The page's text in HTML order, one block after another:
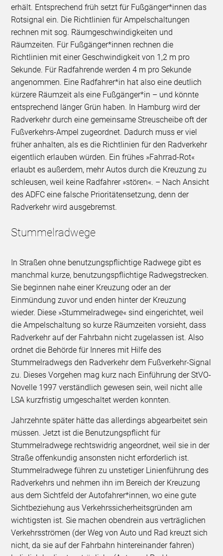
erhält. Entsprechend früh setzt für Fußgänger*innen das
Rotsignal ein. Die Richtlinien für Ampelschaltungen
rechnen mit sog. Räumgeschwindigkeiten und
Räumzeiten. Für Fußgänger*innen rechnen die
Richtlinien mit einer Geschwindigkeit von 1,2 m pro
Sekunde. Für Radfahrende werden 4 m pro Sekunde
angenommen. Eine Radfahrer*in hat also eine deutlich
kürzere Räumzeit als eine Fußgänger*in – und könnte
entsprechend länger Grün haben. In Hamburg wird der
Radverkehr durch eine gemeinsame Streuscheibe oft der
Fußverkehrs-Ampel zugeordnet. Dadurch muss er viel
früher anhalten, als es die Richtlinien für den Radverkehr
eigentlich erlauben würden. Ein frühes »Fahrrad-Rot«
erlaubt es außerdem, mehr Autos durch die Kreuzung zu
schleusen, weil keine Radfahrer »stören«. – Nach Ansicht
des ADFC eine falsche Prioritätensetzung, denn der
Radverkehr wird ausgebremst.
Stummelradwege
In Straßen ohne benutzungspflichtige Radwege gibt es
manchmal kurze, benutzungspflichtige Radwegstrecken.
Sie beginnen nahe einer Kreuzung oder an der
Einmündung zuvor und enden hinter der Kreuzung
wieder. Diese »Stummelradwege« sind eingerichtet, weil
die Ampelschaltung so kurze Räumzeiten vorsieht, dass
Radverkehr auf der Fahrbahn nicht zugelassen ist. Also
ordnet die Behörde für Inneres mit Hilfe des
Stummelradwegs den Radverkehr dem Fußverkehr-Signal
zu. Dieses Vorgehen mag kurz nach Einführung der StVO-
Novelle 1997 verständlich gewesen sein, weil nicht alle
LSA kurzfristig umgeschaltet werden konnten.
Jahrzehnte später hätte das allerdings abgearbeitet sein
müssen. Jetzt ist die Benutzungspflicht für
Stummelradwege rechtswidrig angeordnet, weil sie in der
Straße offenkundig ansonsten nicht erforderlich ist.
Stummelradwege führen zu unstetiger Linienführung des
Radverkehrs und nehmen ihn im Bereich der Kreuzung
aus dem Sichtfeld der Autofahrer*innen, wo eine gute
Sichtbeziehung aus Verkehrssicherheitsgründen am
wichtigsten ist. Sie machen obendrein aus verträglichen
Verkehrsströmen (der Weg von Auto und Rad kreuzt sich
nicht, da sie auf der Fahrbahn hintereinander fahren)